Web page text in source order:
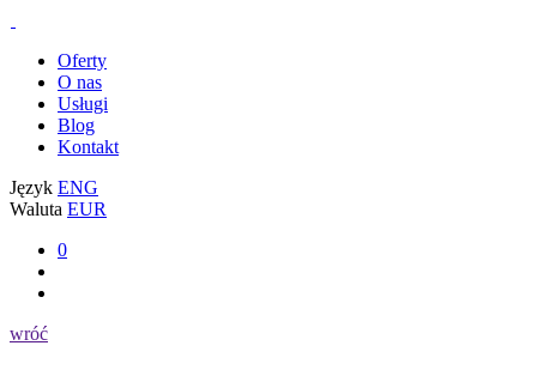
Oferty
O nas
Usługi
Blog
Kontakt
Język ENG
Waluta EUR
0
wróć